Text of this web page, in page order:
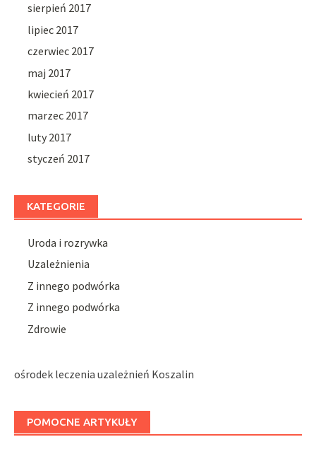
sierpień 2017
lipiec 2017
czerwiec 2017
maj 2017
kwiecień 2017
marzec 2017
luty 2017
styczeń 2017
KATEGORIE
Uroda i rozrywka
Uzależnienia
Z innego podwórka
Z innego podwórka
Zdrowie
ośrodek leczenia uzależnień Koszalin
POMOCNE ARTYKUŁY